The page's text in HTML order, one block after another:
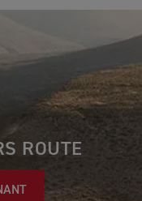
ROUTE